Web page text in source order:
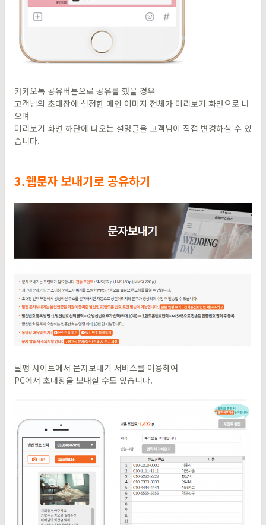
카카오톡 공유버튼으로 공유를 했을 경우
고객님의 초대장에 설정한 메인 이미지 전체가 미리보기 화면으로 나
오며
미리보기 화면 하단에 나오는 설명글을 고객님이 직접 변경하실 수 있
습니다.
3.웹문자 보내기로 공유하기
달팽 사이트에서 문자보내기 서비스를 이용하여
PC에서 초대장을 보내실 수도 있습니다.